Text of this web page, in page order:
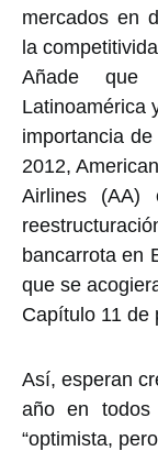
mercados en
la
Añade que
Latinoamérica
importancia
2012, American
Airlines (AA)
bancarrota en
que se
Capítulo 11 de
Así, esperan
año en todos
“optimista,